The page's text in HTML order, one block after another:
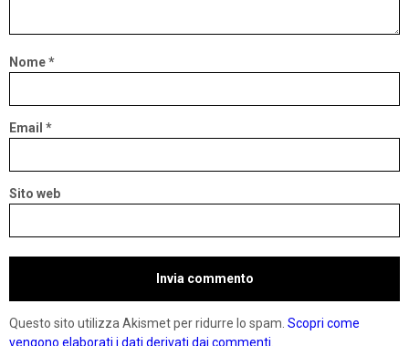
Nome*
Email *
Sito web
Questo sito utilizza Akismet per ridurre lo spam. Scopri come
vengono elaborati i dati derivati dai commenti.